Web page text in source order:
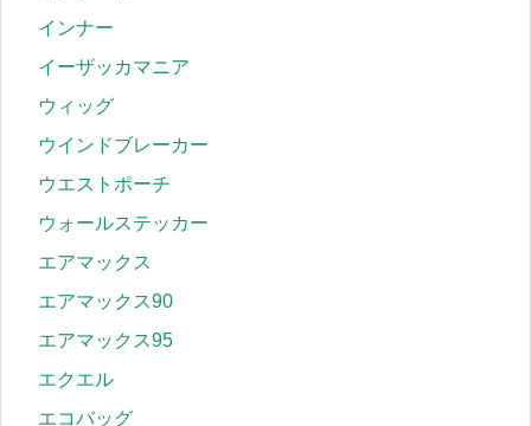
インナー
イーザッカマニア
ウィッグ
ウインドブレーカー
ウエストポーチ
ウォールステッカー
エアマックス
エアマックス90
エアマックス95
エクエル
エコバッグ